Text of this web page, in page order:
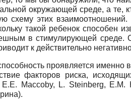
окружающей среде, а те,
схему этих
такой ребенок способен
в стимулирующей среде.
к действительно
проявляется
факторов риска,
Maccoby, L. Steinberg,